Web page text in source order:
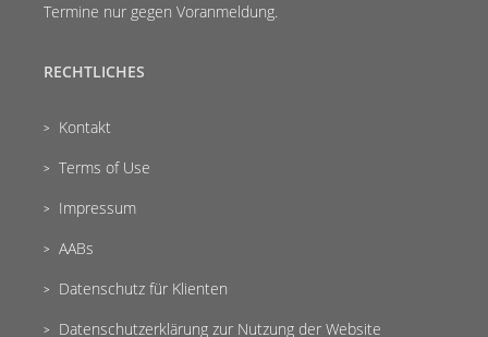
Termine nur gegen Voranmeldung.
RECHTLICHES
Kontakt
Terms of Use
Impressum
AABs
Datenschutz für Klienten
Datenschutzerklärung zur Nutzung der Website